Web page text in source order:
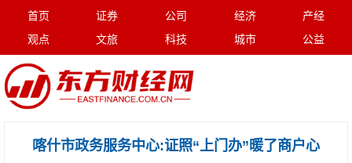
首页 证券 公司 经济
产经
观点
文旅 科技 城市 公益
喀什市政务服务中心:证照“上门办”暖了商户心